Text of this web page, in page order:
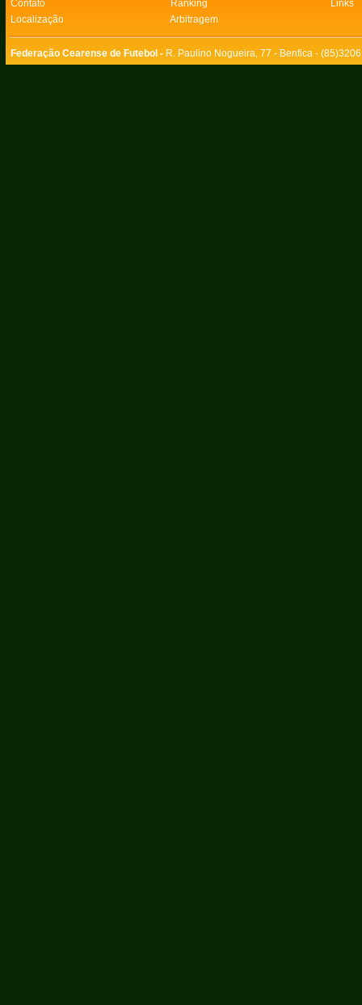
Contato Ranking
Links
Localização
Arbitragem
Federação Cearense de Futebol - R. Paulino Nogueira, 77 - Benfica -